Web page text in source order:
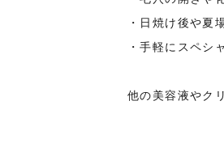
・日焼け後や夏
・手軽にスペシ
他の美容液やク